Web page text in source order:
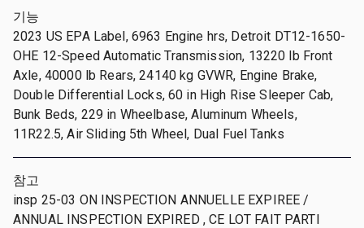
기능
2023 US EPA Label, 6963 Engine hrs, Detroit DT12-1650-
OHE 12-Speed Automatic Transmission, 13220 lb Front
Axle, 40000 lb Rears, 24140 kg GVWR, Engine Brake,
Double Differential Locks, 60 in High Rise Sleeper Cab,
Bunk Beds, 229 in Wheelbase, Aluminum Wheels,
11R22.5, Air Sliding 5th Wheel, Dual Fuel Tanks
참고
insp 25-03 ON INSPECTION ANNUELLE EXPIREE /
ANNUAL INSPECTION EXPIRED , CE LOT FAIT PARTI